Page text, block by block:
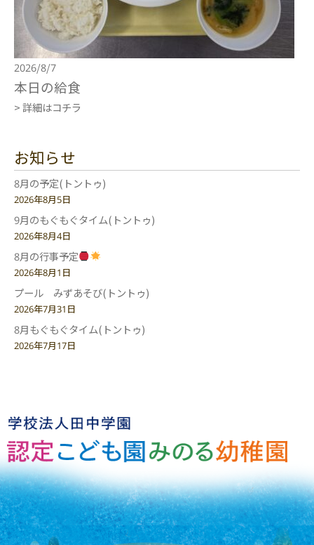
2026/8/7
本日の給食
> 詳細はコチラ
お知らせ
8月の予定(トントゥ)
2026年8月5日
9月のもぐもぐタイム(トントゥ)
2026年8月4日
8月の行事予定
2026年8月1日
プール みずあそび(トントゥ)
2026年7月31日
8月もぐもぐタイム(トントゥ)
2026年7月17日